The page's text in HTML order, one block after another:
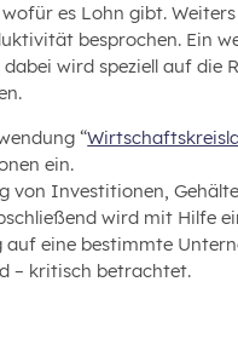
es Lohn gibt.
besprochen. Ein
wird speziell auf die
“
ein.
von Investitionen,
wird mit Hilfe
eine bestimmte
– kritisch betrachtet.